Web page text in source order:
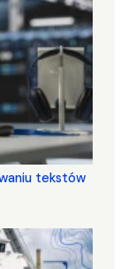
tekstów